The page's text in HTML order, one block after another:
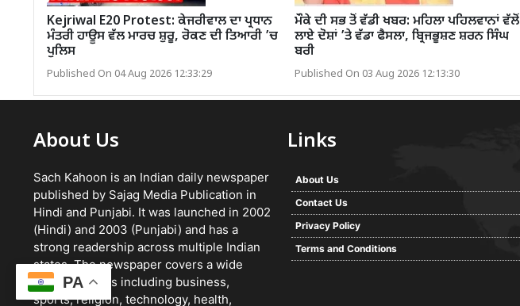
Kejriwal E20 Protest: ਕੇਜਰੀਵਾਲ ਦਾ ਪ੍ਰਧਾਨ
ਮੰਤਰੀ ਹਾਊਸ ਵੱਲ ਮਾਰਚ ਸ਼ੁਰੂ, ਰੋਕਣ ਦੀ ਤਿਆਰੀ ’ਚ
ਪੁਲਿਸ
Published On 04 Aug 2026 12:33:29
ਮੌਕੇ ਦੀ ਸਭ ਤੋਂ ਵੱਡੀ ਖਬਰ: ਮਹਿਲਾ ਪਹਿਲਵਾਨਾਂ ਵੱਲੋਂ
ਲਾਏ ਦੋਸ਼ਾਂ ’ਤੇ ਵੱਡਾ ਫੈਸਲਾ, ਬ੍ਰਿਜਭੂਸ਼ਣ ਸ਼ਰਨ ਸਿੰਘ
ਬਰੀ
Published On 03 Aug 2026 12:13:30
About Us
Sach Kahoon is an Indian daily newspaper
published by Sajag Media Publication in
Hindi and Punjabi. It was launched in 2002
(Hindi) and 2003 (Punjabi) and has a
strong readership across multiple Indian
states. The newspaper covers a wide
range of topics including business,
sports, religion, technology, health,
Links
About Us
Contact Us
Privacy Policy
Terms and Conditions
PA